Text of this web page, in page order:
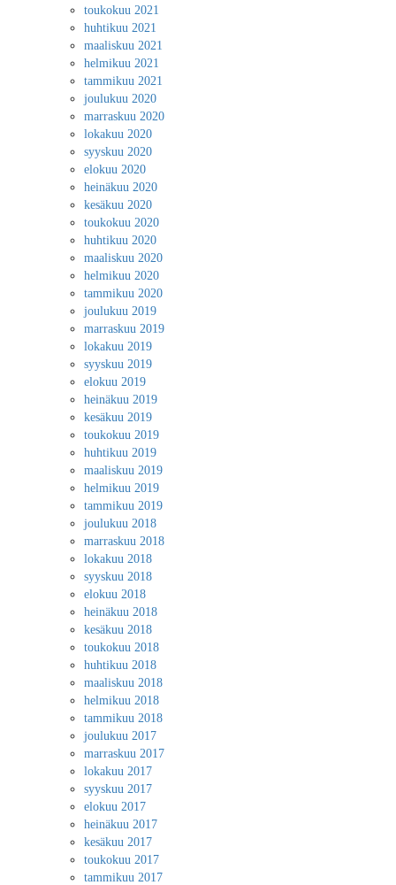
toukokuu 2021
huhtikuu 2021
maaliskuu 2021
helmikuu 2021
tammikuu 2021
joulukuu 2020
marraskuu 2020
lokakuu 2020
syyskuu 2020
elokuu 2020
heinäkuu 2020
kesäkuu 2020
toukokuu 2020
huhtikuu 2020
maaliskuu 2020
helmikuu 2020
tammikuu 2020
joulukuu 2019
marraskuu 2019
lokakuu 2019
syyskuu 2019
elokuu 2019
heinäkuu 2019
kesäkuu 2019
toukokuu 2019
huhtikuu 2019
maaliskuu 2019
helmikuu 2019
tammikuu 2019
joulukuu 2018
marraskuu 2018
lokakuu 2018
syyskuu 2018
elokuu 2018
heinäkuu 2018
kesäkuu 2018
toukokuu 2018
huhtikuu 2018
maaliskuu 2018
helmikuu 2018
tammikuu 2018
joulukuu 2017
marraskuu 2017
lokakuu 2017
syyskuu 2017
elokuu 2017
heinäkuu 2017
kesäkuu 2017
toukokuu 2017
tammikuu 2017